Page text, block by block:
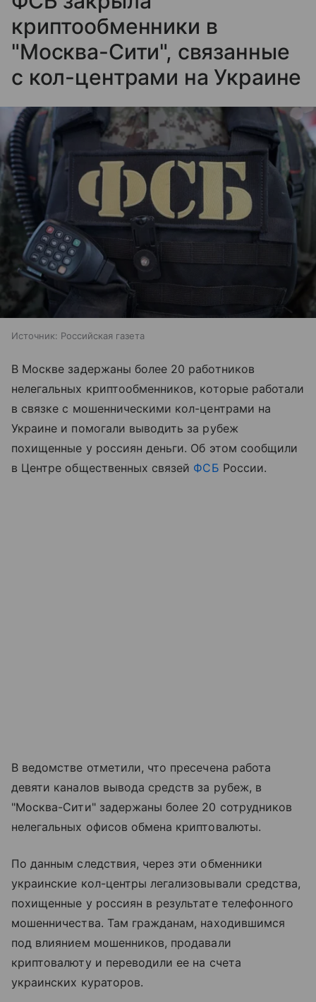
криптообменники в
"Москва-Сити", связанные
с кол-центрами на Украине
Источник: Российская газета
В Москве задержаны более 20 работников
нелегальных криптообменников, которые работали
в связке с мошенническими кол-центрами на
Украине и помогали выводить за рубеж
похищенные у россиян деньги. Об этом сообщили
в Центре общественных связей ФСБ России.
В ведомстве отметили, что пресечена работа
девяти каналов вывода средств за рубеж, в
"Москва-Сити" задержаны более 20 сотрудников
нелегальных офисов обмена криптовалюты.
По данным следствия, через эти обменники
украинские кол-центры легализовывали средства,
похищенные у россиян в результате телефонного
мошенничества. Там гражданам, находившимся
под влиянием мошенников, продавали
криптовалюту и переводили ее на счета
украинских кураторов.